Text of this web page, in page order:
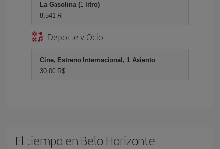
La Gasolina (1 litro)
8,541 R
Deporte y Ocio
Cine, Estreno Internacional, 1 Asiento
30,00 R$
El tiempo en Belo Horizonte